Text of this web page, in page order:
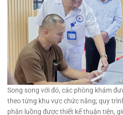
Song song với đó, các phòng khám
theo từng khu vực chức năng; quy
phân luồng được thiết kế thuận tiện,